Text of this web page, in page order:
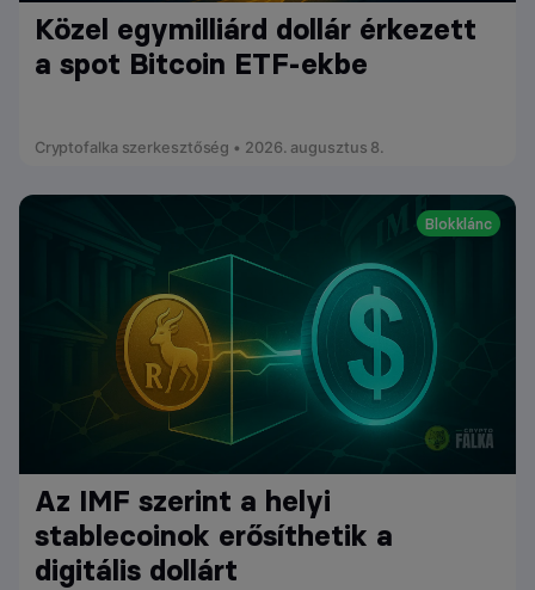
Közel egymilliárd dollár érkezett
a spot Bitcoin ETF-ekbe
Cryptofalka szerkesztőség • 2026. augusztus 8.
Blokklánc
Az IMF szerint a helyi
stablecoinok erősíthetik a
digitális dollárt